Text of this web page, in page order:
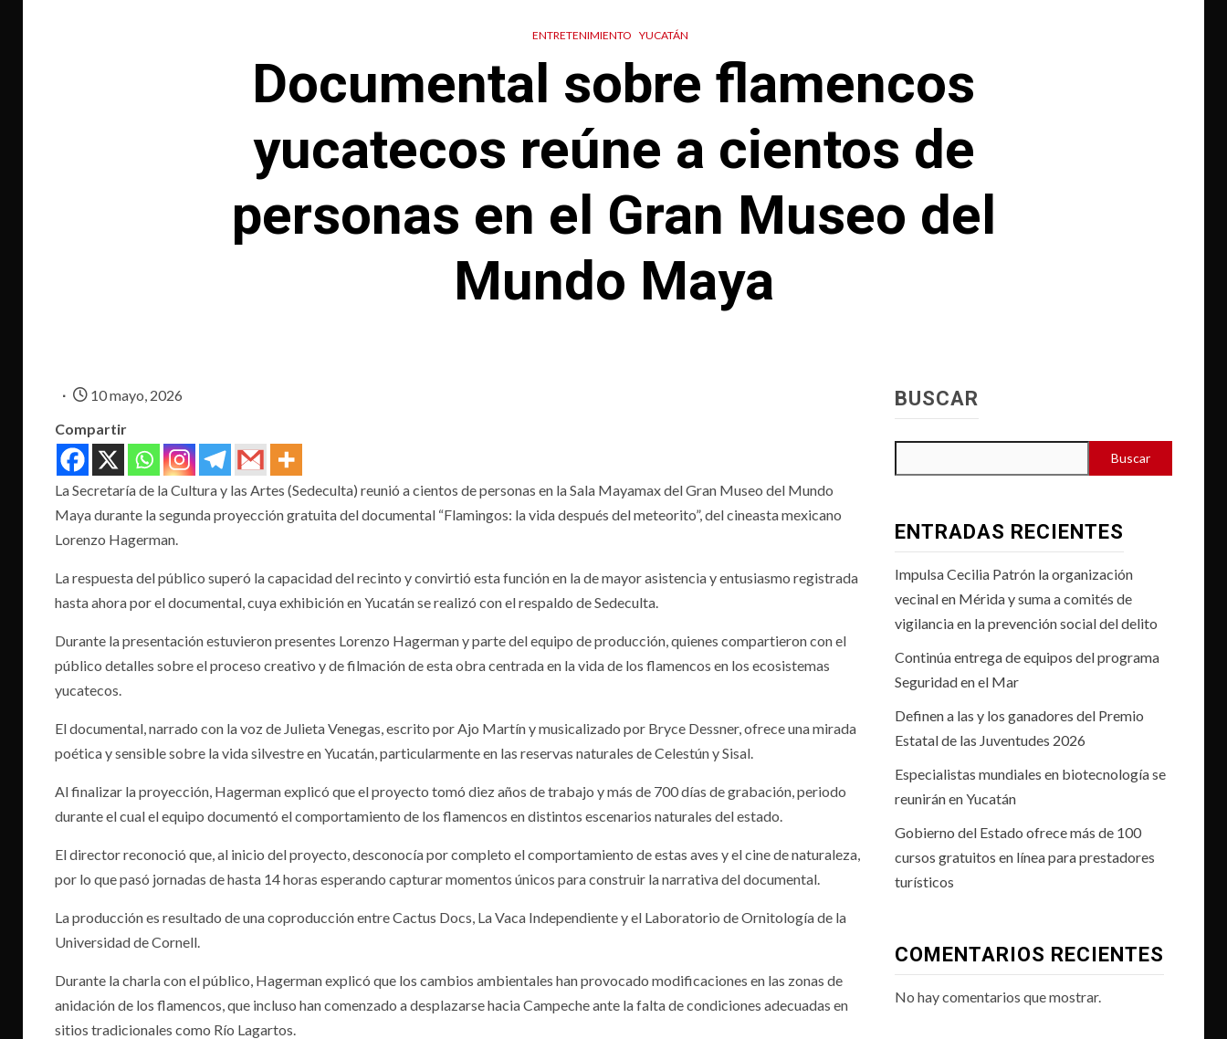
ENTRETENIMIENTO YUCATÁN
Documental sobre flamencos
yucatecos reúne a cientos de
personas en el Gran Museo del
Mundo Maya
10 mayo, 2026
Compartir
La Secretaría de la Cultura y las Artes (Sedeculta) reunió a cientos de personas en la Sala Mayamax del Gran Museo del Mundo
Maya durante la segunda proyección gratuita del documental “Flamingos: la vida después del meteorito”, del cineasta mexicano
Lorenzo Hagerman.
La respuesta del público superó la capacidad del recinto y convirtió esta función en la de mayor asistencia y entusiasmo registrada
hasta ahora por el documental, cuya exhibición en Yucatán se realizó con el respaldo de Sedeculta.
Durante la presentación estuvieron presentes Lorenzo Hagerman y parte del equipo de producción, quienes compartieron con el
público detalles sobre el proceso creativo y de filmación de esta obra centrada en la vida de los flamencos en los ecosistemas
yucatecos.
El documental, narrado con la voz de Julieta Venegas, escrito por Ajo Martín y musicalizado por Bryce Dessner, ofrece una mirada
poética y sensible sobre la vida silvestre en Yucatán, particularmente en las reservas naturales de Celestún y Sisal.
Al finalizar la proyección, Hagerman explicó que el proyecto tomó diez años de trabajo y más de 700 días de grabación, periodo
durante el cual el equipo documentó el comportamiento de los flamencos en distintos escenarios naturales del estado.
El director reconoció que, al inicio del proyecto, desconocía por completo el comportamiento de estas aves y el cine de naturaleza,
por lo que pasó jornadas de hasta 14 horas esperando capturar momentos únicos para construir la narrativa del documental.
La producción es resultado de una coproducción entre Cactus Docs, La Vaca Independiente y el Laboratorio de Ornitología de la
Universidad de Cornell.
Durante la charla con el público, Hagerman explicó que los cambios ambientales han provocado modificaciones en las zonas de
anidación de los flamencos, que incluso han comenzado a desplazarse hacia Campeche ante la falta de condiciones adecuadas en
sitios tradicionales como Río Lagartos.
BUSCAR
Buscar
ENTRADAS RECIENTES
Impulsa Cecilia Patrón la organización
vecinal en Mérida y suma a comités de
vigilancia en la prevención social del delito
Continúa entrega de equipos del programa
Seguridad en el Mar
Definen a las y los ganadores del Premio
Estatal de las Juventudes 2026
Especialistas mundiales en biotecnología se
reunirán en Yucatán
Gobierno del Estado ofrece más de 100
cursos gratuitos en línea para prestadores
turísticos
COMENTARIOS RECIENTES
No hay comentarios que mostrar.